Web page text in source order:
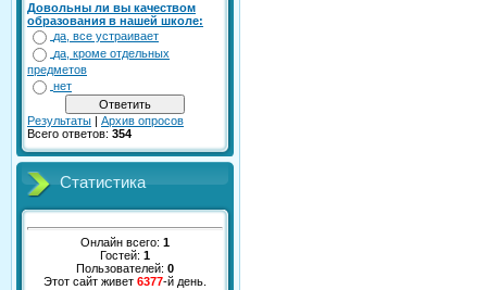
Довольны ли вы качеством
образования в нашей школе:
да, все устраивает
да, кроме отдельных
предметов
нет
Результаты | Архив опросов
Всего ответов: 354
Статистика
Онлайн всего: 1
Гостей: 1
Пользователей: 0
Этот сайт живет 6377-й день.